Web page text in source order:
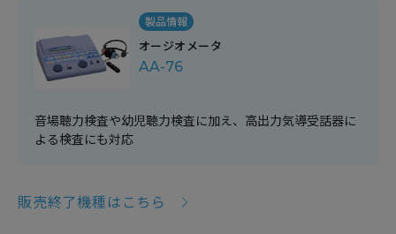
製品情報
オージオメータ
AA-76
音場聴力検査や幼児聴力検査に加え、高出力気導受話器に
よる検査にも対応
販売終了機種はこちら